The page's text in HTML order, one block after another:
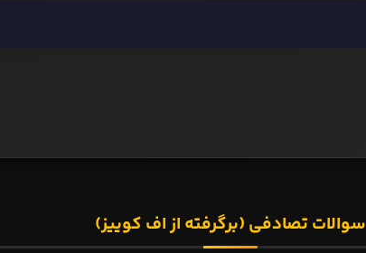
سوالات تصادفی (برگرفته از اف کوییز)